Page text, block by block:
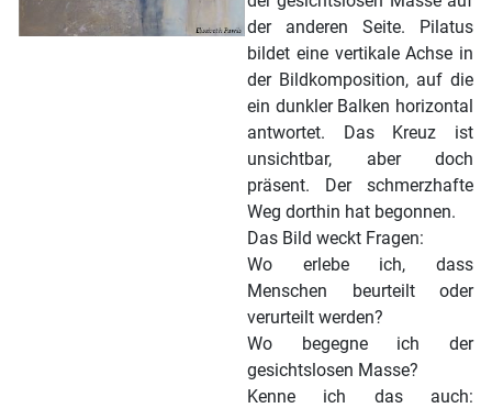
der anderen Seite. Pilatus
bildet eine vertikale Achse in
der Bildkomposition, auf die
ein dunkler Balken horizontal
antwortet. Das Kreuz ist
unsichtbar, aber doch
präsent. Der schmerzhafte
Weg dorthin hat begonnen.
Das Bild weckt Fragen:
Wo erlebe ich, dass
Menschen beurteilt oder
verurteilt werden?
Wo begegne ich der
gesichtslosen Masse?
Kenne ich das auch: